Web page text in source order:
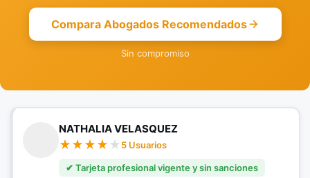
Compara Abogados Recomendados
Sin compromiso
NATHALIA VELASQUEZ
5 Usuarios
✔ Tarjeta profesional vigente y sin sanciones